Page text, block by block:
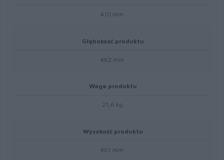
410 mm
Głębokość produktu
462 mm
Waga produktu
21,6 kg
Wysokość produktu
401 mm